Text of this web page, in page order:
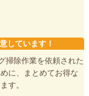
しています！
掃除作業を依頼された
に、まとめてお得な
す。